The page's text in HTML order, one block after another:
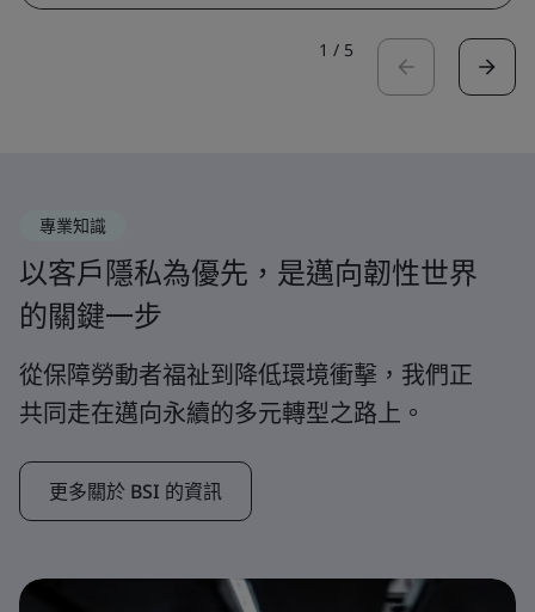
1 / 5
專業知識
以客戶隱私為優先，是邁向韌性世界
的關鍵一步
從保障勞動者福祉到降低環境衝擊，我們正
共同走在邁向永續的多元轉型之路上。
更多關於 BSI 的資訊